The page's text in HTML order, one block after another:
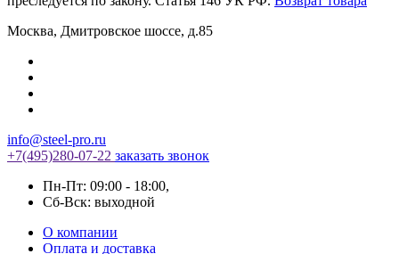
Москва, Дмитровское шоссе, д.85
info@steel-pro.ru
+7(495)280-07-22 заказать звонок
Пн-Пт: 09:00 - 18:00,
Cб-Вск: выходной
О компании
Оплата и доставка